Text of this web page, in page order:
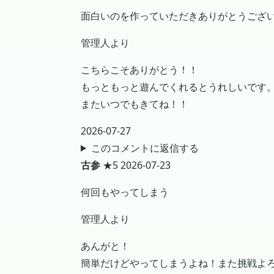
面白いのを作っていただきありがとうござ
管理人より
こちらこそありがとう！！
もっともっと遊んでくれるとうれしいです
またいつでもきてね！！
2026-07-27
このコメントに返信する
古参 ★52026-07-23
何回もやってしまう
管理人より
あんがと！
簡単だけどやってしまうよね！また挑戦よ